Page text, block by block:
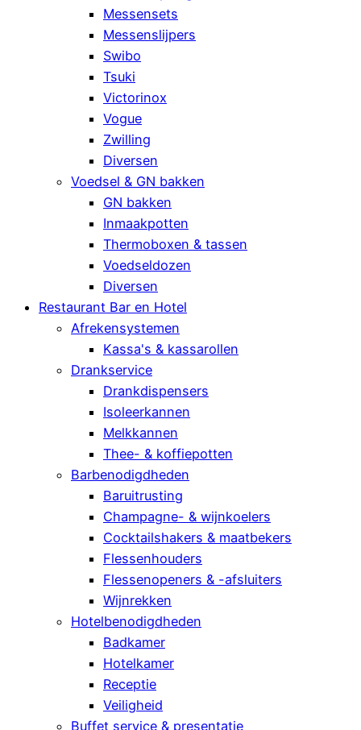
Messensets
Messenslijpers
Swibo
Tsuki
Victorinox
Vogue
Zwilling
Diversen
Voedsel & GN bakken
GN bakken
Inmaakpotten
Thermoboxen & tassen
Voedseldozen
Diversen
Restaurant Bar en Hotel
Afrekensystemen
Kassa's & kassarollen
Drankservice
Drankdispensers
Isoleerkannen
Melkkannen
Thee- & koffiepotten
Barbenodigdheden
Baruitrusting
Champagne- & wijnkoelers
Cocktailshakers & maatbekers
Flessenhouders
Flessenopeners & -afsluiters
Wijnrekken
Hotelbenodigdheden
Badkamer
Hotelkamer
Receptie
Veiligheid
Buffet service & presentatie